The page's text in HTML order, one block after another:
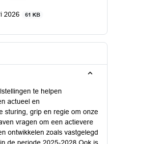
2026 61 KB
te helpen
actueel en
sturing, grip en regie om onze
vragen om een actievere
ontwikkelen zoals vastgelegd